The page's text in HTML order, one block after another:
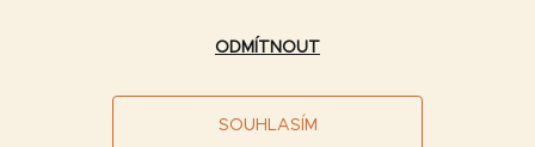
SOUHLASÍM
ODMÍTNOUT
Vytvořil Shoptet
Copyright 2026
. Všechna práva
Upravit nastavení cookies